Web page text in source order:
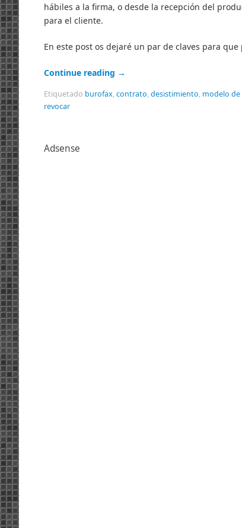
hábiles a la firma, o desde la recepción del
para el cliente.
En este post os dejaré un par de claves para
Continue reading →
Etiquetado burofax,contrato,desistimiento, modelo
revocar
Adsense